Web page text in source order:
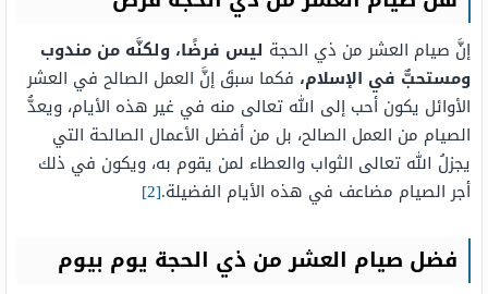
إنَّ صيام العشر من ذي الحجة ليس فرضًا، ولكنَّه من مندوب
ومستحبٌّ في الإسلام، فكما سبقَ إنَّ العمل الصالح في العشر
الأوائل يكون أحب إلى الله تعالى منه في غير هذه الأيام، ويعدُّ
الصيام من العمل الصالح، بل من أفضل الأعمال الصالحة التي
يجزلُ الله تعالى الثواب والعطاء لمن يقوم به، ويكون في ذلك
أجر الصيام مضاعف في هذه الأيام الفضيلة.[2]
فضل صيام العشر من ذي الحجة يوم بيوم